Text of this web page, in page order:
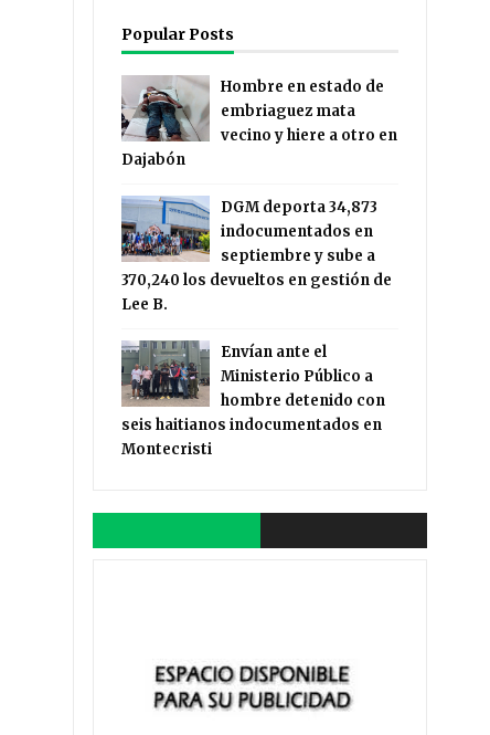
Popular Posts
Hombre en estado de
embriaguez mata
vecino y hiere a otro en
Dajabón
DGM deporta 34,873
indocumentados en
septiembre y sube a
370,240 los devueltos en gestión de
Lee B.
Envían ante el
Ministerio Público a
hombre detenido con
seis haitianos indocumentados en
Montecristi